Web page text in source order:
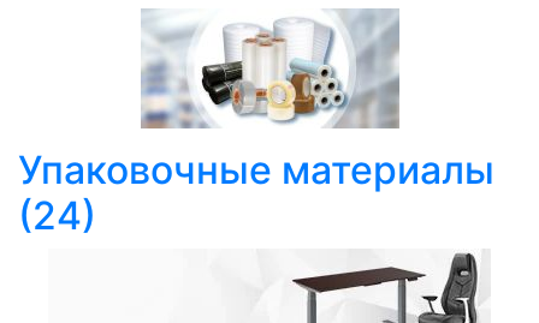
Упаковочные материалы
(24)